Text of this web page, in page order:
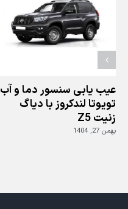
زنیت
Z5
عیب یابی سنسور دما و آب
تویوتا لندکروز با دیاگ
زنیت Z5
بهمن 27, 1404